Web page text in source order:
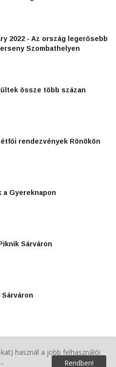
2022 - Az ország legerősebb
Szombathelyen
össze több százan
rendezvények Rönökön
a Gyereknapon
Sárváron
tartott
használ a jobb felhasználói
Rendben!